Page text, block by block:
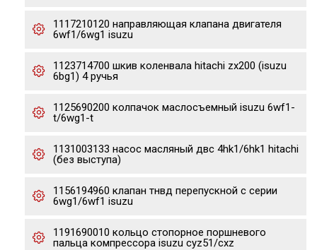
1117210120 направляющая клапана двигателя
6wf1/6wg1 isuzu
1123714700 шкив коленвала hitachi zx200 (isuzu
6bg1) 4 ручья
1125690200 колпачок маслосъемный isuzu 6wf1-
t/6wg1-t
1131003133 насос масляный двс 4hk1/6hk1 hitachi
(без выступа)
1156194960 клапан тнвд перепускной с серии
6wg1/6wf1 isuzu
1191690010 кольцо стопорное поршневого
пальца компрессора isuzu cyz51/cxz